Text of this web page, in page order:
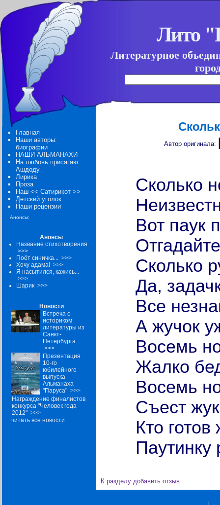
Лито
Литературное
Главная
Наши авторы:
биографии
НАШИ АЛЬМАНАХИ
На любовь присягаю
Ашдоду
Лирика
Проза
Наш << Сатирикот >>
Детский уголок
Наши рецензии
Анонсы:
Анонсы
Название стихотворения
>>>
Поёт синичка... >>>
Хочу адама! >>>
Я насытился, кажись...
>>>
Шарик >>>
Новости
Встреча с
историком
литературы из
Санкт-
Петербурга...
>>>
Презентация
10-го
юбилейного
выпуска
Альманаха
"Паруса" >>>
Награждение финалистов
конкурса "Человек года
2012" >>>
читать все новости
Автор оригинала:
Сколько
Вот паук
Сколько
Да,
Все
А жучок
Восемь
Жалко
Восемь
Съест
Кто готов
Паутинку
К разделу добавить отзыв